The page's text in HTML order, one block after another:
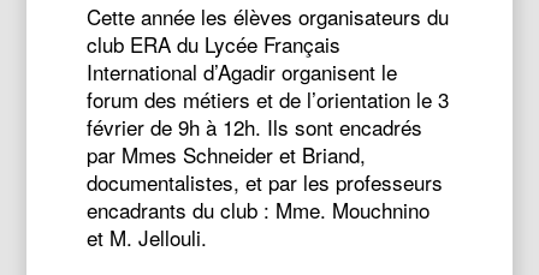
Cette année les élèves organisateurs du
club ERA du Lycée Français
International d’Agadir organisent le
forum des métiers et de l’orientation le 3
février de 9h à 12h. Ils sont encadrés
par Mmes Schneider et Briand,
documentalistes, et par les professeurs
encadrants du club : Mme. Mouchnino
et M. Jellouli.